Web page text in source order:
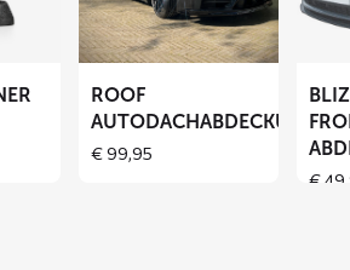
ROOF
AUTODACHABDECKUNG
€99,95
€